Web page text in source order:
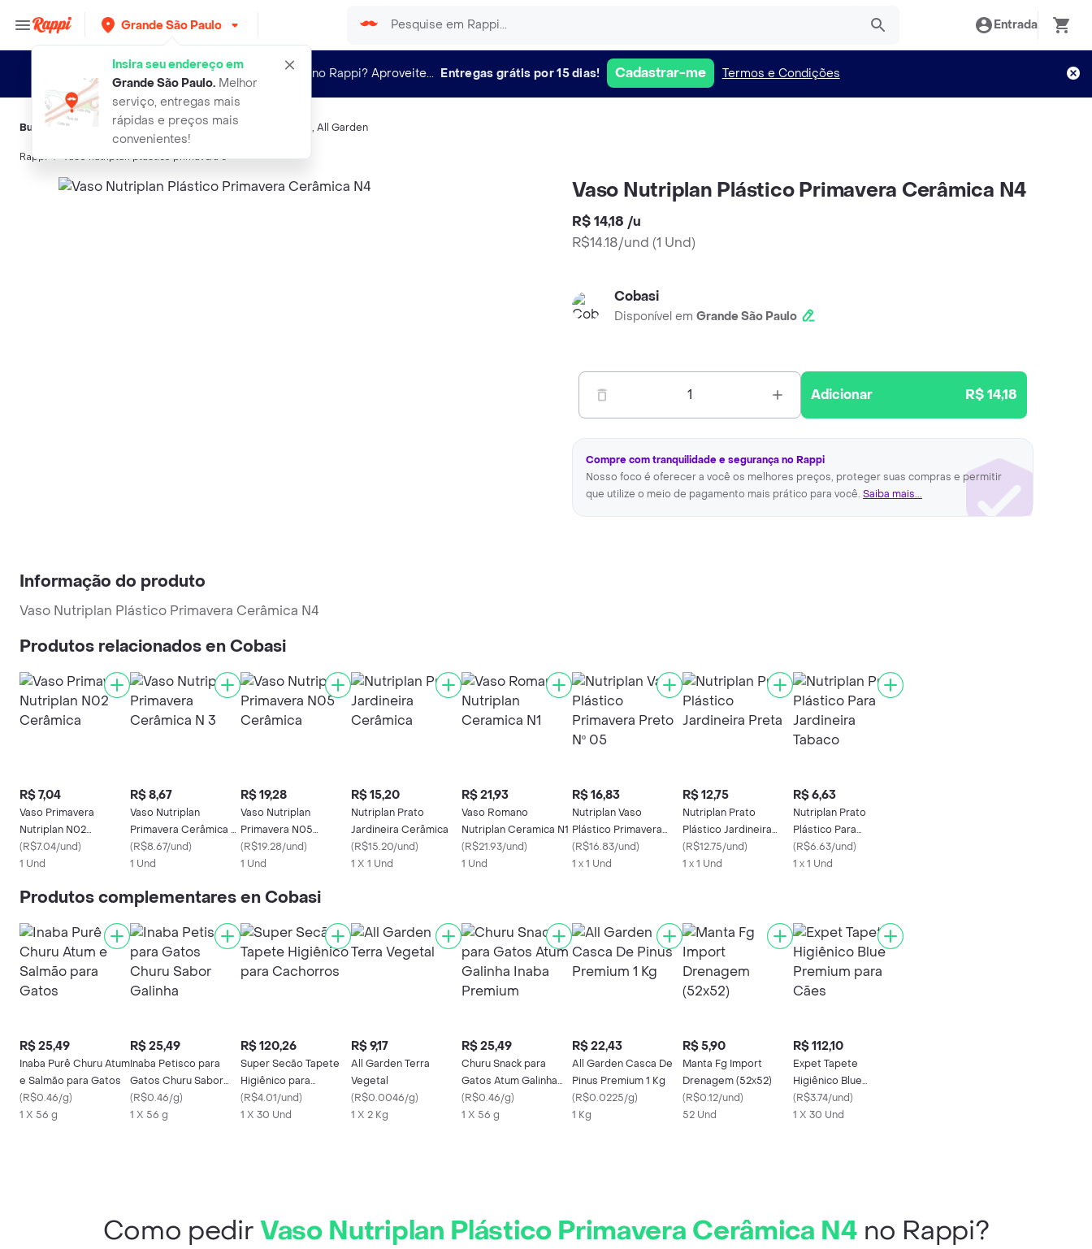
Grande São Paulo
Insira seu endereço em
Grande São Paulo.Melhor
serviço, entregas mais
rápidas e preços mais
convenientes!
Entrada
Novo no Rappi? Aproveite... Entregas grátis por 15 dias! Cadastrar-me Termos e Condições
Buscas relacionadas:Decoração e Vasos ,Vaso , All Garden
Rappi vaso nutriplan plastico primavera c
Vaso Nutriplan Plástico Primavera Cerâmica N4
R$ 14,18 /u
R$14.18/und (1 Und)
Cobasi
Disponível em Grande São Paulo
1 Adicionar R$ 14,18
Compre com tranquilidade e segurança no Rappi
Nosso foco é oferecer a você os melhores preços, proteger suas compras e permitir
que utilize o meio de pagamento mais prático para você. Saiba mais...
Informação do produto
Vaso Nutriplan Plástico Primavera Cerâmica N4
Produtos relacionados en Cobasi
R$ 7,04
Vaso Primavera
Nutriplan N02
Cerâmica
(R$7.04/und)
1 Und
R$ 8,67
Vaso Nutriplan
Primavera Cerâmica N
3
(R$8.67/und)
1 Und
R$ 19,28
Vaso Nutriplan
Primavera N05
Cerâmica
(R$19.28/und)
1 Und
R$ 15,20
Nutriplan Prato
Jardineira Cerâmica
(R$15.20/und)
1 X 1 Und
R$ 21,93
Vaso Romano
Nutriplan Ceramica N1
(R$21.93/und)
1 Und
R$ 16,83
Nutriplan Vaso
Plástico Primavera
Preto Nº 05
(R$16.83/und)
1 x 1 Und
R$ 12,75
Nutriplan Prato
Plástico Jardineira
Preta
(R$12.75/und)
1 x 1 Und
R$ 6,63
Nutriplan Prato
Plástico Para
Jardineira Tabaco
(R$6.63/und)
1 x 1 Und
Produtos complementares en Cobasi
R$ 25,49
Inaba Purê Churu Atum
e Salmão para Gatos
(R$0.46/g)
1 X 56 g
R$ 25,49
Inaba Petisco para
Gatos Churu Sabor
Galinha
(R$0.46/g)
1 X 56 g
R$ 120,26
Super Secão Tapete
Higiênico para
Cachorros
(R$4.01/und)
1 X 30 Und
R$ 9,17
All Garden Terra
Vegetal
(R$0.0046/g)
1 X 2 Kg
R$ 25,49
Churu Snack para
Gatos Atum Galinha
Inaba Premium
(R$0.46/g)
1 X 56 g
R$ 22,43
All Garden Casca De
Pinus Premium 1 Kg
(R$0.0225/g)
1 Kg
R$ 5,90
Manta Fg Import
Drenagem (52x52)
(R$0.12/und)
52 Und
R$ 112,10
Expet Tapete
Higiênico Blue
Premium para Cães
(R$3.74/und)
1 X 30 Und
Como pedirVaso Nutriplan Plástico Primavera Cerâmica N4 no Rappi?